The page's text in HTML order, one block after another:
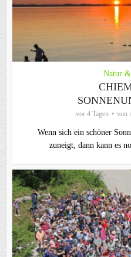
Natur
vor 4 Tagen von
Wenn sich ein schöner
zuneigt, dann kann es